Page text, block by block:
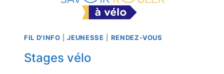
FIL D'INFO |JEUNESSE RENDEZ-VOUS
Stages vélo